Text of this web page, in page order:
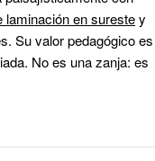
laminación en sureste y
Su valor pedagógico es